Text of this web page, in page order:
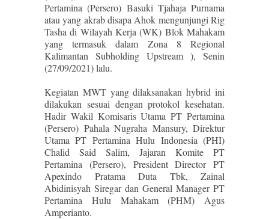
Pertamina (Persero) Basuki Tjahaja Purnama
atau yang akrab disapa Ahok mengunjungi Rig
Tasha di Wilayah Kerja (WK) Blok Mahakam
yang termasuk dalam Zona 8 Regional
Kalimantan Subholding Upstream ), Senin
(27/09/2021) lalu.
Kegiatan MWT yang dilaksanakan hybrid ini
dilakukan sesuai dengan protokol kesehatan.
Hadir Wakil Komisaris Utama PT Pertamina
(Persero) Pahala Nugraha Mansury, Direktur
Utama PT Pertamina Hulu Indonesia (PHI)
Chalid Said Salim, Jajaran Komite PT
Pertamina (Persero), President Director PT
Apexindo Pratama Duta Tbk, Zainal
Abidinisyah Siregar dan General Manager PT
Pertamina Hulu Mahakam (PHM) Agus
Amperianto.